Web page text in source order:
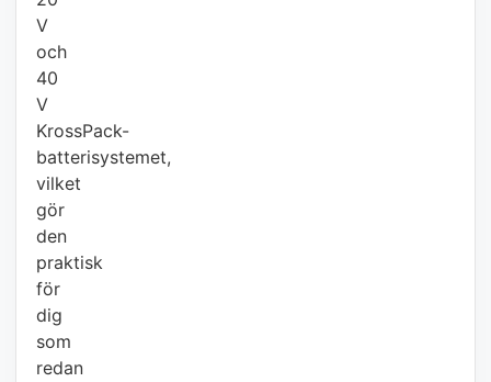
V
och
40
V
KrossPack-
batterisystemet,
vilket
gör
den
praktisk
för
dig
som
redan